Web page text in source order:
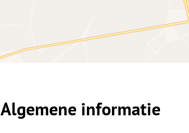
Algemene informatie